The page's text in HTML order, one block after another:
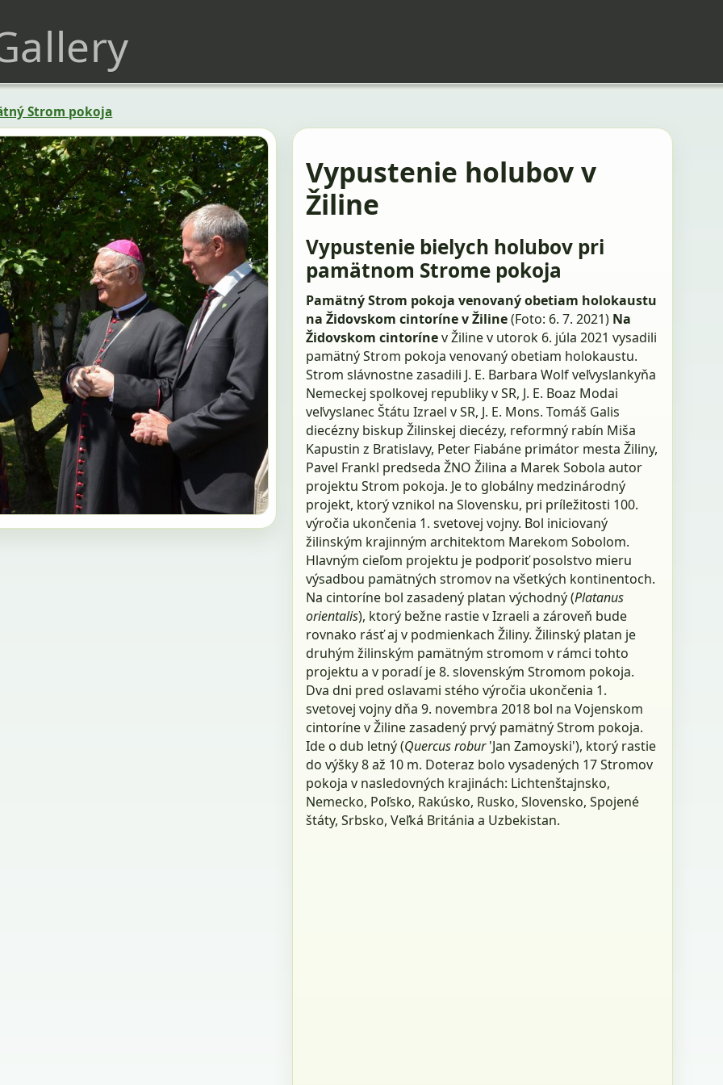
Strom pokoja
Vypustenie holubov v
Žiline
Vypustenie bielych holubov pri
pamätnom Strome pokoja
Pamätný Strom pokoja venovaný obetiam holokaustu
na Židovskom cintoríne v Žiline(Foto: 6. 7. 2021) Na
Židovskom cintorínev Žiline v utorok 6. júla 2021 vysadili
pamätný Strom pokoja venovaný obetiam holokaustu.
Strom slávnostne zasadili J. E. Barbara Wolf veľvyslankyňa
Nemeckej spolkovej republiky v SR, J. E. Boaz Modai
veľvyslanec Štátu Izrael v SR, J. E. Mons. Tomáš Galis
diecézny biskup Žilinskej diecézy, reformný rabín Miša
Kapustin z Bratislavy, Peter Fiabáne primátor mesta Žiliny,
Pavel Frankl predseda ŽNO Žilina a Marek Sobola autor
projektu Strom pokoja. Je to globálny medzinárodný
projekt, ktorý vznikol na Slovensku, pri príležitosti 100.
výročia ukončenia 1. svetovej vojny. Bol iniciovaný
žilinským krajinným architektom Marekom Sobolom.
Hlavným cieľom projektu je podporiť posolstvo mieru
výsadbou pamätných stromov na všetkých kontinentoch.
Na cintoríne bol zasadený platan východný (Platanus
orientalis), ktorý bežne rastie v Izraeli a zároveň bude
rovnako rásť aj v podmienkach Žiliny. Žilinský platan je
druhým žilinským pamätným stromom v rámci tohto
projektu a v poradí je 8. slovenským Stromom pokoja.
Dva dni pred oslavami stého výročia ukončenia 1.
svetovej vojny dňa 9. novembra 2018 bol na Vojenskom
cintoríne v Žiline zasadený prvý pamätný Strom pokoja.
Ide o dub letný (Quercus robur'Jan Zamoyski'), ktorý rastie
do výšky 8 až 10 m. Doteraz bolo vysadených 17 Stromov
pokoja v nasledovných krajinách: Lichtenštajnsko,
Nemecko, Poľsko, Rakúsko, Rusko, Slovensko, Spojené
štáty, Srbsko, Veľká Británia a Uzbekistan.